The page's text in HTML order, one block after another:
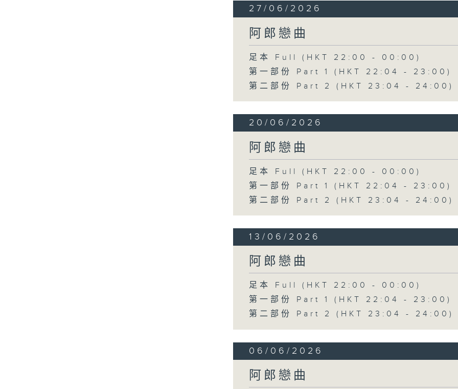
27/06/2026
阿郎戀曲
足本 Full (HKT 22:00 - 00:00)
第一部份 Part 1 (HKT 22:04 - 23:00)
第二部份 Part 2 (HKT 23:04 - 24:00)
20/06/2026
阿郎戀曲
足本 Full (HKT 22:00 - 00:00)
第一部份 Part 1 (HKT 22:04 - 23:00)
第二部份 Part 2 (HKT 23:04 - 24:00)
13/06/2026
阿郎戀曲
足本 Full (HKT 22:00 - 00:00)
第一部份 Part 1 (HKT 22:04 - 23:00)
第二部份 Part 2 (HKT 23:04 - 24:00)
06/06/2026
阿郎戀曲